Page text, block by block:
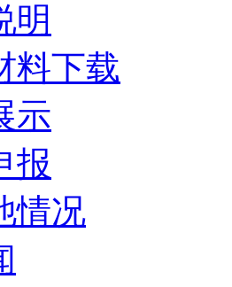
明
料下载
示
报
情况